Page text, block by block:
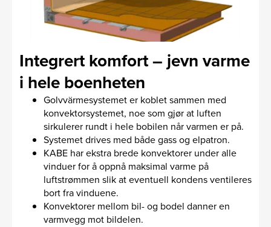
Integrert komfort – jevn varme
i hele boenheten
Golvvärmesystemet er koblet sammen med
konvektorsystemet, noe som gjør at luften
sirkulerer rundt i hele bobilen når varmen er på.
Systemet drives med både gass og elpatron.
KABE har ekstra brede konvektorer under alle
vinduer for å oppnå maksimal varme på
luftstrømmen slik at eventuell kondens ventileres
bort fra vinduene.
Konvektorer mellom bil- og bodel danner en
varmvegg mot bildelen.